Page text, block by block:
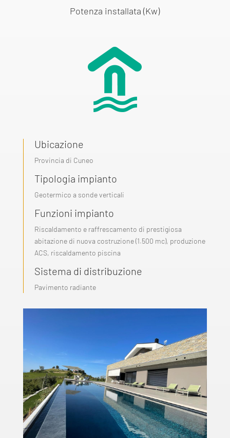
Potenza installata (Kw)
Ubicazione
Provincia di Cuneo
Tipologia impianto
Geotermico a sonde verticali
Funzioni impianto
Riscaldamento e raffrescamento di prestigiosa
abitazione di nuova costruzione (1.500 mc), produzione
ACS, riscaldamento piscina
Sistema di distribuzione
Pavimento radiante